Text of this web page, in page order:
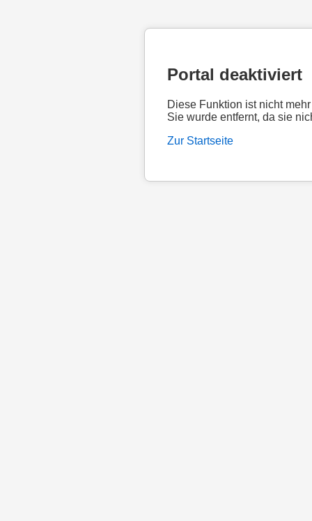
Portal deaktiviert
Diese Funktion ist nicht
Sie wurde entfernt, da sie
Zur Startseite